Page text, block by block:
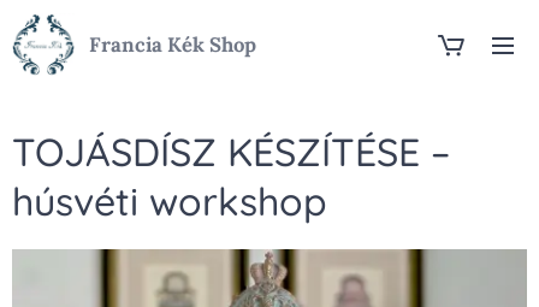
Francia Kék Shop
TOJÁSDÍSZ KÉSZÍTÉSE –
húsvéti workshop